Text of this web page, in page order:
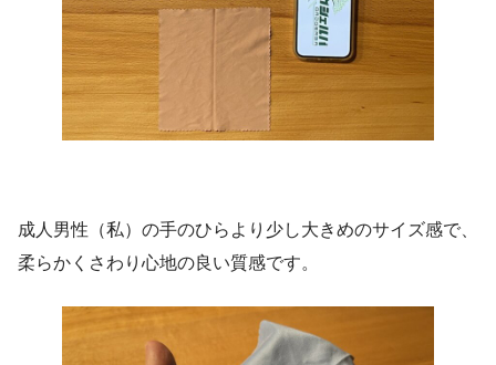
成人男性（私）の手のひらより少し大きめのサイズ感で、
柔らかくさわり心地の良い質感です。